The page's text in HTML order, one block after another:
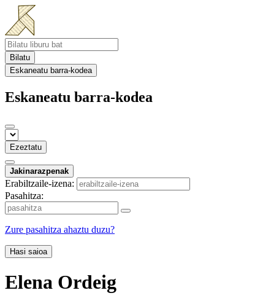
Bilatu
Eskaneatu barra-kodea
Eskaneatu barra-kodea
Ezeztatu
Jakinarazpenak
Erabiltzaile-izena:
Pasahitza:
Zure pasahitza ahaztu duzu?
Hasi saioa
Elena Ordeig